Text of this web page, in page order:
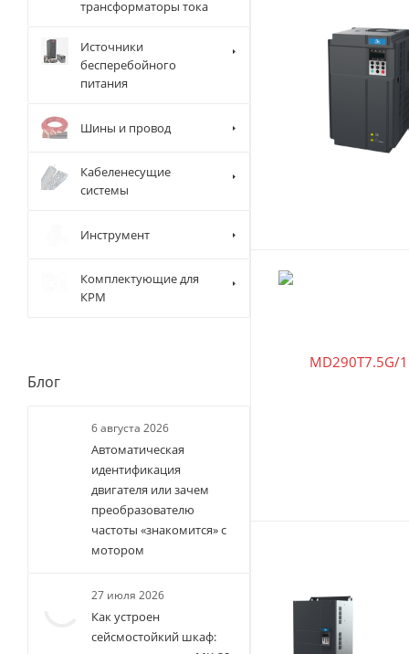
трансформаторы тока
Источники
бесперебойного
питания
Шины и провод
Кабеленесущие
системы
Инструмент
Комплектующие для
КРМ
Блог
6 августа 2026
Автоматическая
идентификация
двигателя или зачем
преобразователю
частоты «знакомится» с
мотором
27 июля 2026
Как устроен
сейсмостойкий шкаф: